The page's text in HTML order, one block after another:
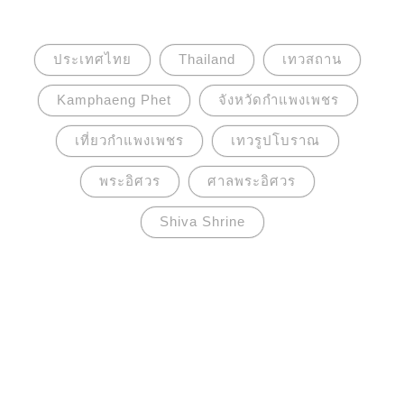
ประเทศไทย Thailand เทวสถาน
Kamphaeng Phet จังหวัดกำแพงเพชร
เที่ยวกำแพงเพชร เทวรูปโบราณ
พระอิศวร ศาลพระอิศวร
Shiva Shrine